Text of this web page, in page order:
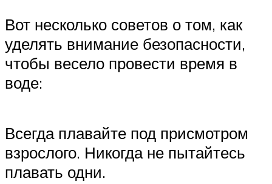
Вот несколько советов о том, как
уделять внимание безопасности,
чтобы весело провести время в
воде:
Всегда плавайте под присмотром
взрослого. Никогда не пытайтесь
плавать одни.